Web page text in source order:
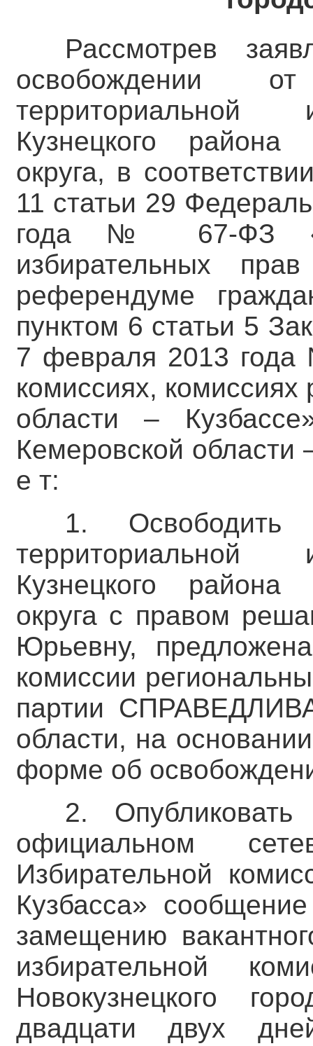
Рассмотрев
освобождении
территориальной
Кузнецкого района
округа, в
11 статьи 29
года № 67-ФЗ
избирательных
референдуме
пунктом 6 статьи 5
7 февраля 2013
комиссиях,
области –
Кемеровской
е т:
1. Освободить
территориальной
Кузнецкого района
округа с правом
Юрьевну,
комиссии
партии
области, на
форме об
2.
официальном
Избирательной
Кузбасса»
замещению
избирательной
Новокузнецкого
двадцати двух